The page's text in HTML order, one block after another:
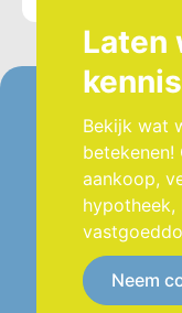
Laten
Bekijk wat
betekenen!
aankoop,
hypotheek,
Neem